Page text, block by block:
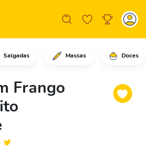
Salgadas Massas Doces
Frangoa cebola média